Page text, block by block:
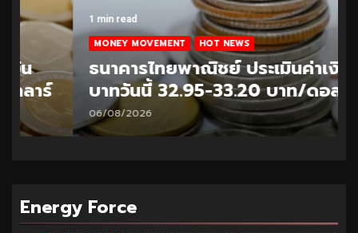
1 min read
MONEY MOVEMENT HOT NEWS
ธนาคารไทยพาณิชย์ ประเมินค่าเงิน
บาทวันนี้ 32.95-33.20 บาท/ดอลลาร์
06/08/2026
Energy Force